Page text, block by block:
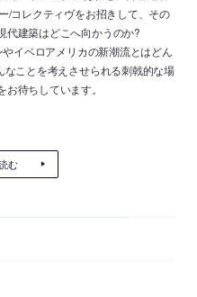
/コレクティヴをお招きして、その
代建築はどこへ向かうのか?
イベロアメリカの新潮流とはどん
ことを考えさせられる刺戟的な場
待ちしています。
む